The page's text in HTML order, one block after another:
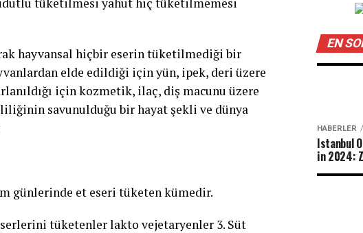
hayvansal hiçbir eserin tüketilmediği bir
elde edildiği için yün, ipek, deri üzere
için kozmetik, ilaç, diş macunu üzere
savunulduğu bir hayat şekli ve dünya
günlerinde et eseri tüketen kümedir.
tüketenler lakto vejetaryenler 3. Süt
EN
HABERLER
Istanbul
in 2024: